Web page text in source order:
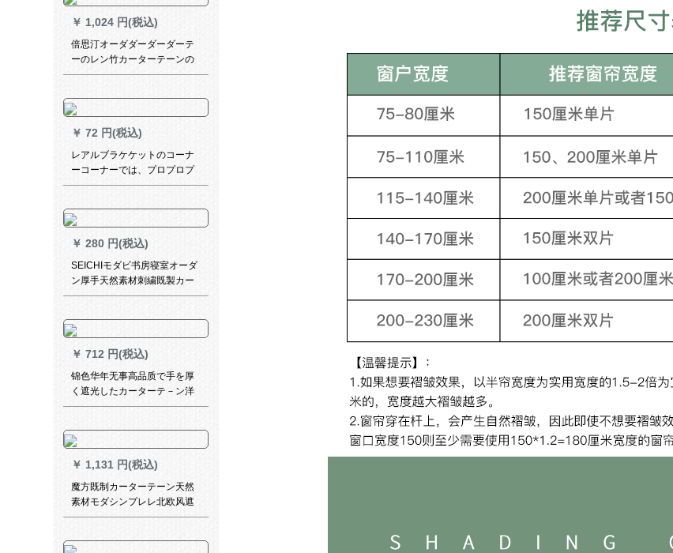
続(1枚)
￥ 1,024 円(税込)
倍思汀オーダダーダーダーテ
ーのレン竹カーターテーンの
レ茶楼ビィン书斎ホーテ断热
日よけカートンと风禅意古典
短册一平方メートル値段
￥ 72 円(税込)
レアルブラケケットのコーナ
ーコーナーでは、プロプロプ
ロプロプロプロプロプロプロ
スケットボールとして知られ
ています。
￥ 280 円(税込)
SEICHIモダビ书房寝室オーダ
ン厚手天然素材刺繍既製カー
テマティックシステムジリア
価格
￥ 712 円(税込)
锦色华年无事高品质で手を厚
く遮光したカーターテ－ン洋
风の遮光カーーリング寝室カ
￥ 1,131 円(税込)
魔方既制カーターテーン天然
素材モダシンプレレ北欧风遮
光布纱カーターターティリン
の*静謐色(青灰色)2.0枚*2.7高-